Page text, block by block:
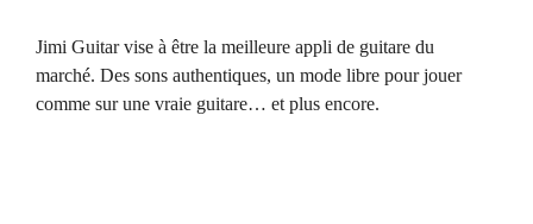
Jimi Guitar vise à être la meilleure appli de guitare du
marché. Des sons authentiques, un mode libre pour jouer
comme sur une vraie guitare… et plus encore.